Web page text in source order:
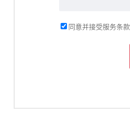
同意并接受服务条款